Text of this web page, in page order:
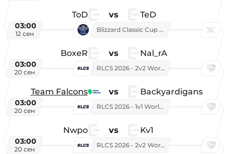
ToD vs TeD
03:00
12 сен
Blizzard Classic Cup 2026
BoxeR vs Nal_rA
03:00
20 сен
RLCS 2026 - 2v2 World Championship
Team Falcons vs Backyardigans
03:00
20 сен
RLCS 2026 - 1v1 World Championship
Nwpo vs Kv1
03:00
20 сен
RLCS 2026 - 2v2 World Championship